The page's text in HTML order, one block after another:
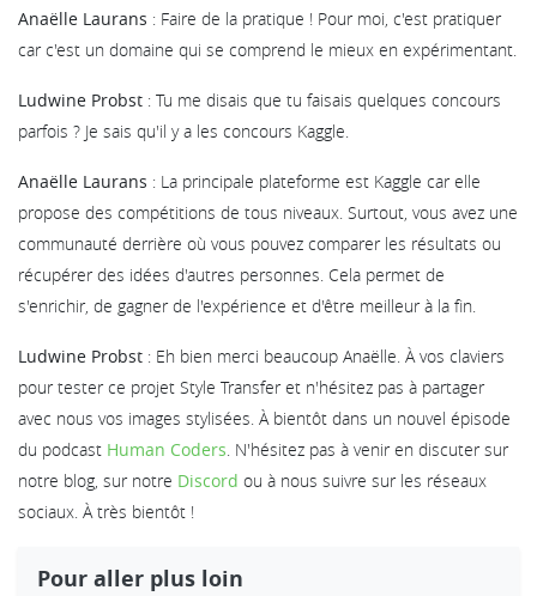
Anaëlle Laurans : Faire de la pratique ! Pour moi, c'est pratiquer
car c'est un domaine qui se comprend le mieux en expérimentant.
Ludwine Probst : Tu me disais que tu faisais quelques concours
parfois ? Je sais qu'il y a les concours Kaggle.
Anaëlle Laurans : La principale plateforme est Kaggle car elle
propose des compétitions de tous niveaux. Surtout, vous avez une
communauté derrière où vous pouvez comparer les résultats ou
récupérer des idées d'autres personnes. Cela permet de
s'enrichir, de gagner de l'expérience et d'être meilleur à la fin.
Ludwine Probst : Eh bien merci beaucoup Anaëlle. À vos claviers
pour tester ce projet Style Transfer et n'hésitez pas à partager
avec nous vos images stylisées. À bientôt dans un nouvel épisode
du podcast Human Coders. N'hésitez pas à venir en discuter sur
notre blog, sur notre Discord ou à nous suivre sur les réseaux
sociaux. À très bientôt !
Pour aller plus loin